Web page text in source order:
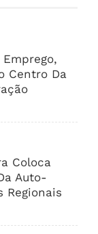
Centro Da
Coloca
Auto-
Regionais